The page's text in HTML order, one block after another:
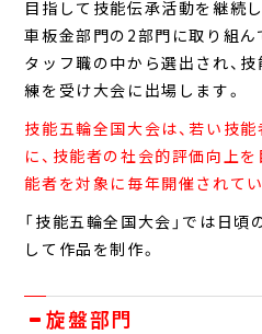
LifeStyle
/ 仕事と生活
寮紹介
福利厚生
Recruit
/ 採用情報
よくあるご質問
目指して技能伝承活動を継続
車板金部門の2部門に取り組ん
タッフ職の中から選出され、
練を受け大会に出場します。
技能五輪全国大会は、若い技
に、技能者の社会的評価向上を
能者を対象に毎年開催されてい
「技能五輪全国大会」では日
して作品を制作。
旋盤部門